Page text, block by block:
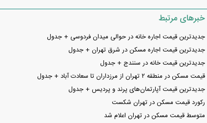
خبرهای مرتبط
جدیدترین قیمت اجاره خانه در حوالی میدان فردوسی + جدول
جدیدترین قیمت اجاره مسکن در شرق تهران + جدول
جدیدترین قیمت خانه در سنندج + جدول
قیمت مسکن در منطقه ۲ تهران از مرزداران تا سعادت آباد + جدول
جدیدترین قیمت آپارتمان‌های پرند و پردیس + جدول
رکورد قیمت مسکن در تهران شکست
متوسط قیمت مسکن در تهران اعلام شد